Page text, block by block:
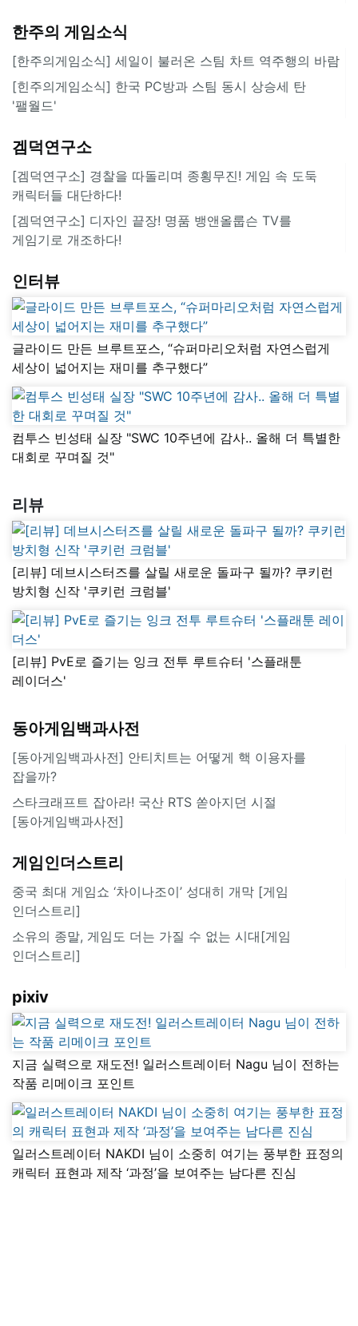
한주의 게임소식
[한주의게임소식] 세일이 불러온 스팀 차트 역주행의 바람
[힌주의게임소식] 한국 PC방과 스팀 동시 상승세 탄
'팰월드'
겜덕연구소
[겜덕연구소] 경찰을 따돌리며 종횡무진! 게임 속 도둑
캐릭터들 대단하다!
[겜덕연구소] 디자인 끝장! 명품 뱅앤올룹슨 TV를
게임기로 개조하다!
인터뷰
글라이드 만든 브루트포스, “슈퍼마리오처럼 자연스럽게
세상이 넓어지는 재미를 추구했다”
컴투스 빈성태 실장 "SWC 10주년에 감사.. 올해 더 특별한
대회로 꾸며질 것"
리뷰
[리뷰] 데브시스터즈를 살릴 새로운 돌파구 될까? 쿠키런
방치형 신작 '쿠키런 크럼블'
[리뷰] PvE로 즐기는 잉크 전투 루트슈터 '스플래툰
레이더스'
동아게임백과사전
[동아게임백과사전] 안티치트는 어떻게 핵 이용자를
잡을까?
스타크래프트 잡아라! 국산 RTS 쏟아지던 시절
[동아게임백과사전]
게임인더스트리
중국 최대 게임쇼 ‘차이나조이’ 성대히 개막 [게임
인더스트리]
소유의 종말, 게임도 더는 가질 수 없는 시대[게임
인더스트리]
pixiv
지금 실력으로 재도전! 일러스트레이터 Nagu 님이 전하는
작품 리메이크 포인트
일러스트레이터 NAKDI 님이 소중히 여기는 풍부한 표정의
캐릭터 표현과 제작 ‘과정’을 보여주는 남다른 진심